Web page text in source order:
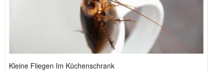
Kleine Fliegen Im Küchenschrank